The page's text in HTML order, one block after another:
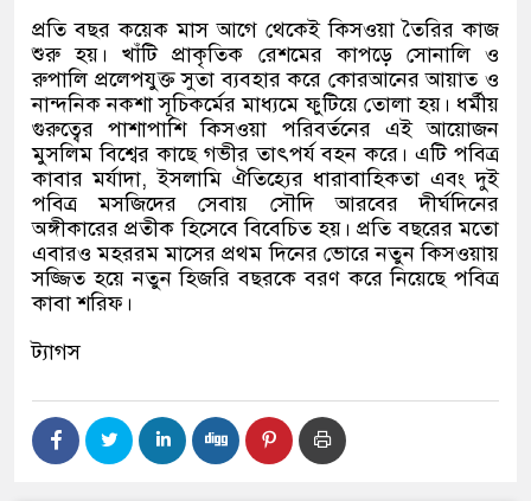
প্রতি বছর কয়েক মাস আগে থেকেই কিসওয়া তৈরির কাজ
শুরু হয়। খাঁটি প্রাকৃতিক রেশমের কাপড়ে সোনালি ও
রুপালি প্রলেপযুক্ত সুতা ব্যবহার করে কোরআনের আয়াত ও
নান্দনিক নকশা সূচিকর্মের মাধ্যমে ফুটিয়ে তোলা হয়। ধর্মীয়
গুরুত্বের পাশাপাশি কিসওয়া পরিবর্তনের এই আয়োজন
মুসলিম বিশ্বের কাছে গভীর তাৎপর্য বহন করে। এটি পবিত্র
কাবার মর্যাদা,ইসলামি ঐতিহ্যের ধারাবাহিকতা এবং দুই
পবিত্র মসজিদের সেবায় সৌদি আরবের দীর্ঘদিনের
অঙ্গীকারের প্রতীক হিসেবে বিবেচিত হয়। প্রতি বছরের মতো
এবারও মহররম মাসের প্রথম দিনের ভোরে নতুন কিসওয়ায়
সজ্জিত হয়ে নতুন হিজরি বছরকে বরণ করে নিয়েছে পবিত্র
কাবা শরিফ।
ট্যাগস